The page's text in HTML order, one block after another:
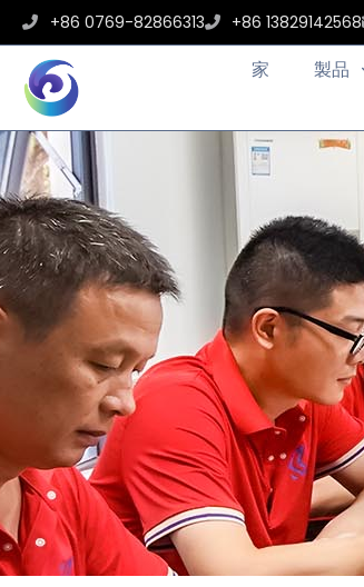
+86 0769-82866313 +86 13829142568
家 製品